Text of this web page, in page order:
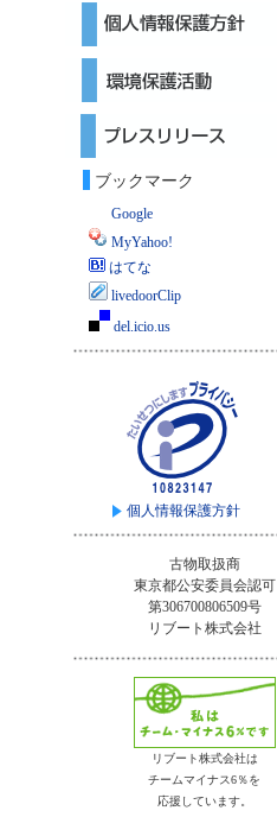
ブックマーク
Google
MyYahoo!
はてな
livedoorClip
del.icio.us
個人情報保護方針
古物取扱商
東京都公安委員会認可
第306700806509号
リブート株式会社
リブート株式会社は
チームマイナス6％を
応援しています。